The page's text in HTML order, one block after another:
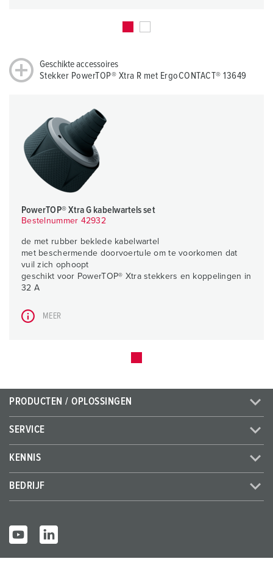
Geschikte accessoires
Stekker PowerTOP® Xtra R met ErgoCONTACT® 13649
PowerTOP® Xtra G kabelwartels set
Bestelnummer 42932
de met rubber beklede kabelwartel
met beschermende doorvoertule om te voorkomen dat
vuil zich ophoopt
geschikt voor PowerTOP® Xtra stekkers en koppelingen in
32 A
MEER
PRODUCTEN / OPLOSSINGEN
SERVICE
KENNIS
BEDRIJF